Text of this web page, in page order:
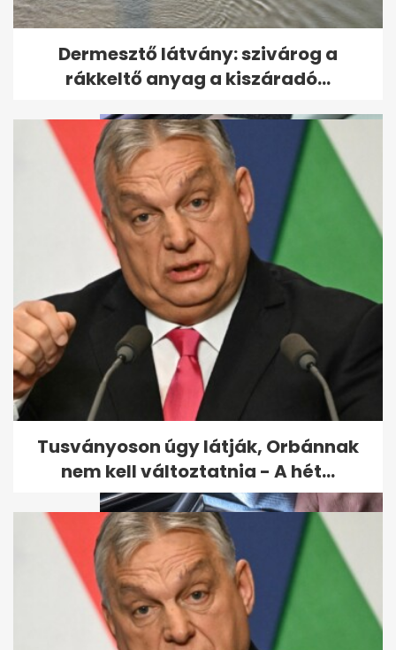
Ritka villámrajt a magyar
autópiacon (x)
Kutyákat, macskát mentettek
a rendőrök egy forró autóból...
Dermesztő látvány: szivárog a
rákkeltő anyag a kiszáradó...
Tusványoson úgy látják, Orbánnak
nem kell változtatnia - A hét...